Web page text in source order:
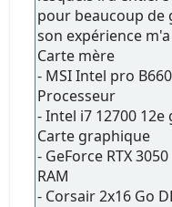
pour beaucoup de
son expérience
Carte mère
- MSI Intel pro
Processeur
- Intel i7 12700
Carte graphique
- GeForce RTX 3050
RAM
- Corsair 2x16 Go